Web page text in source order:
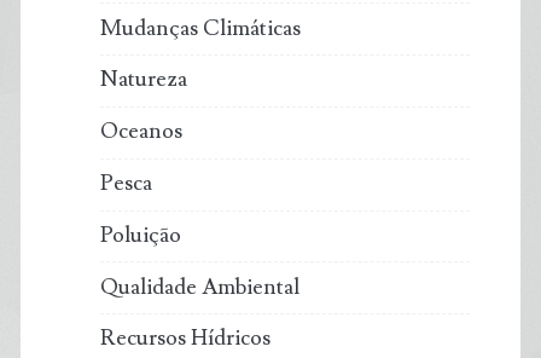
Mudanças Climáticas
Natureza
Oceanos
Pesca
Poluição
Qualidade Ambiental
Recursos Hídricos